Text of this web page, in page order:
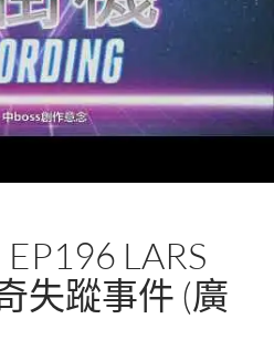
LARS
失蹤事件 (廣